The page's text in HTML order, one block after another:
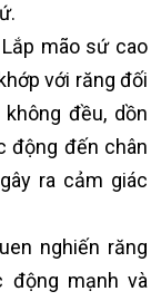
Lắp mão sứ cao
với răng đối
đều, dồn
động đến chân
ra cảm giác
nghiến răng
động mạnh và